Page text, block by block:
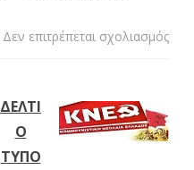
Δεν επιτρέπεται σχολιασμόςστο
ΔΕΛΤΙ
Ο
ΤΥΠΟ